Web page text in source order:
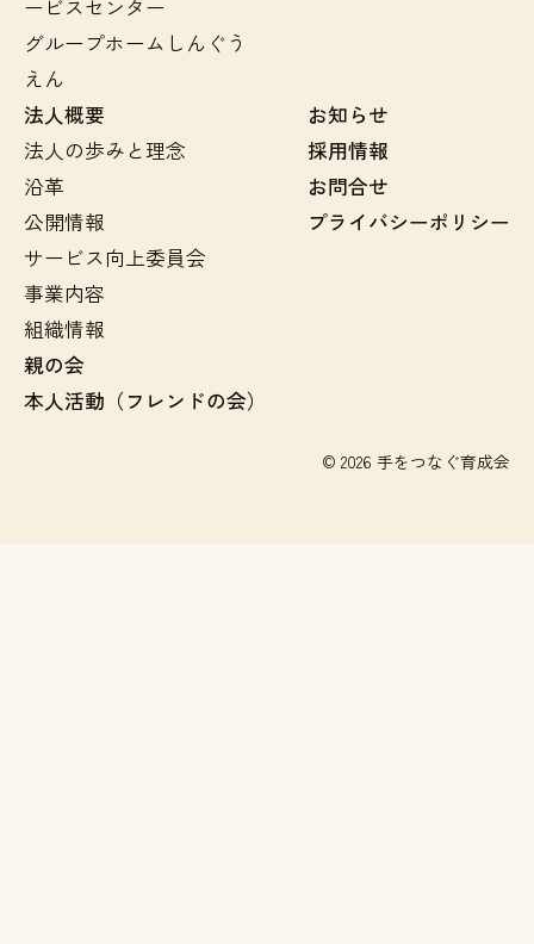
ービスセンター
グループホームしんぐう
えん
法人概要
法人の歩みと理念
沿革
公開情報
サービス向上委員会
事業内容
組織情報
お知らせ
採用情報
お問合せ
プライバシーポリシー
親の会
本人活動（フレンドの会）
© 2026 手をつなぐ育成会